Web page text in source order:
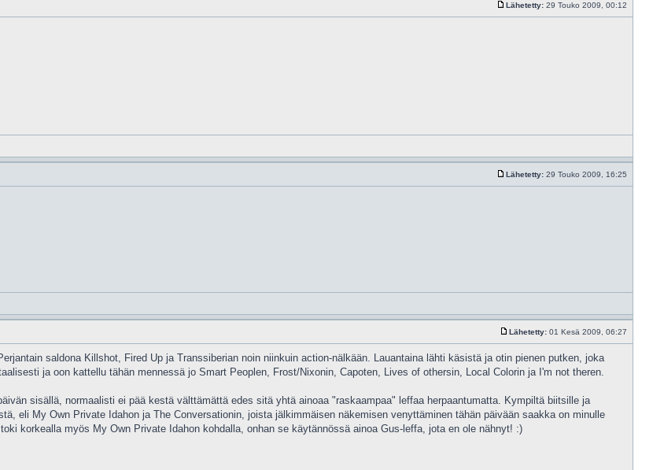
Lähetetty: 29 Touko 2009, 00:12
Lähetetty: 29 Touko 2009, 16:25
Lähetetty: 01 Kesä 2009, 06:27
saldona Killshot, Fired Up ja Transsiberian noin niinkuin action-nälkään. Lauantaina lähti käsistä ja otin pienen putken, joka
ja oon kattellu tähän mennessä jo Smart Peoplen, Frost/Nixonin, Capoten, Lives of othersin, Local Colorin ja I'm not theren.
sisällä, normaalisti ei pää kestä välttämättä edes sitä yhtä ainoaa "raskaampaa" leffaa herpaantumatta. Kympiltä biitsille ja
eli My Own Private Idahon ja The Conversationin, joista jälkimmäisen näkemisen venyttäminen tähän päivään saakka on minulle
korkealla myös My Own Private Idahon kohdalla, onhan se käytännössä ainoa Gus-leffa, jota en ole nähnyt! :)